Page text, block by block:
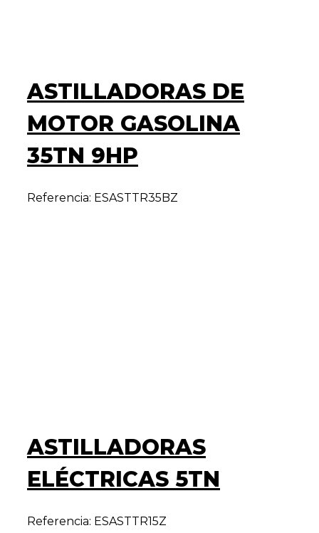
ASTILLADORAS DE
MOTOR GASOLINA
35TN 9HP
Referencia: ESASTTR35BZ
ASTILLADORAS
ELÉCTRICAS 5TN
Referencia: ESASTTR15Z